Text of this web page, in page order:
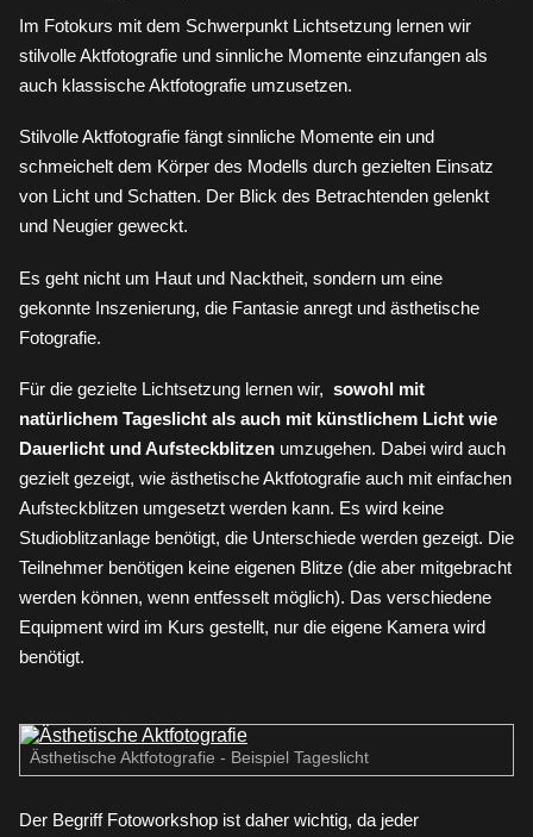
Im Fotokurs mit dem Schwerpunkt Lichtsetzung lernen wir
stilvolle Aktfotografie und sinnliche Momente einzufangen als
auch klassische Aktfotografie umzusetzen.
Stilvolle Aktfotografie fängt sinnliche Momente ein und
schmeichelt dem Körper des Modells durch gezielten Einsatz
von Licht und Schatten. Der Blick des Betrachtenden gelenkt
und Neugier geweckt.
Es geht nicht um Haut und Nacktheit, sondern um eine
gekonnte Inszenierung, die Fantasie anregt und ästhetische
Fotografie.
Für die gezielte Lichtsetzung lernen wir, sowohl mit
natürlichem Tageslicht als auch mit künstlichem Licht wie
Dauerlicht und Aufsteckblitzen umzugehen. Dabei wird auch
gezielt gezeigt, wie ästhetische Aktfotografie auch mit einfachen
Aufsteckblitzen umgesetzt werden kann. Es wird keine
Studioblitzanlage benötigt, die Unterschiede werden gezeigt. Die
Teilnehmer benötigen keine eigenen Blitze (die aber mitgebracht
werden können, wenn entfesselt möglich). Das verschiedene
Equipment wird im Kurs gestellt, nur die eigene Kamera wird
benötigt.
Ästhetische Aktfotografie - Beispiel Tageslicht
Der Begriff Fotoworkshop ist daher wichtig, da jeder